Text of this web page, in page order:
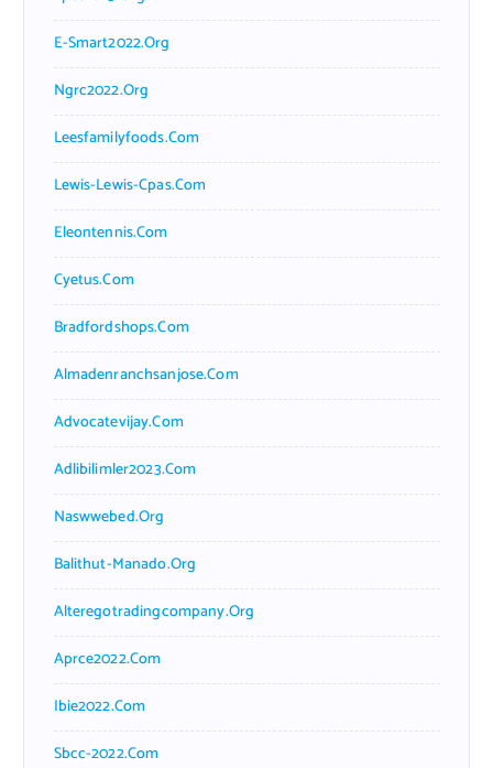
E-Smart2022.org
Ngrc2022.org
Leesfamilyfoods.com
Lewis-Lewis-Cpas.com
Eleontennis.com
Cyetus.com
Bradfordshops.com
Almadenranchsanjose.com
Advocatevijay.com
Adlibilimler2023.com
Naswwebed.org
Balithut-Manado.org
Alteregotradingcompany.org
Aprce2022.com
Ibie2022.com
Sbcc-2022.com